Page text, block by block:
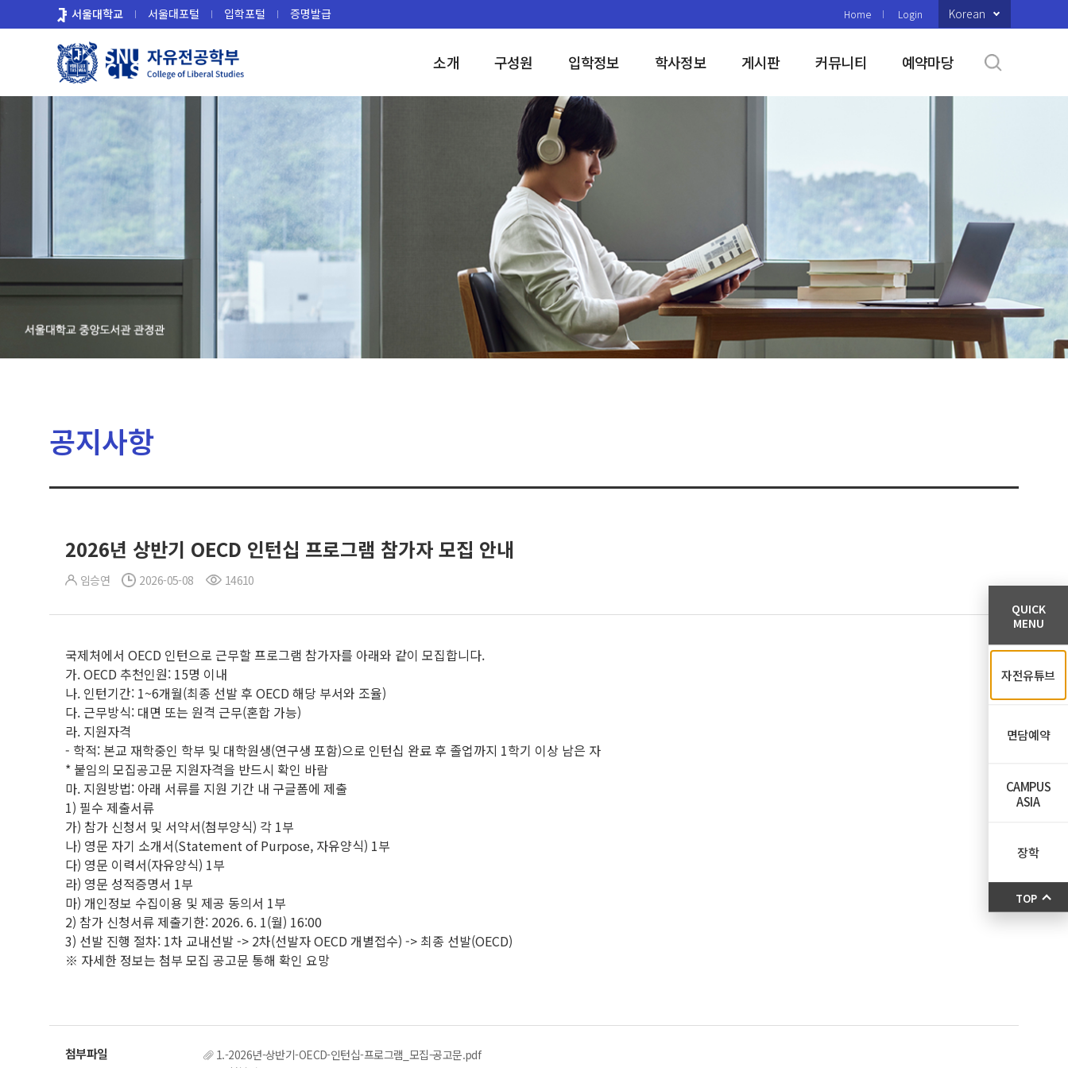
로
서울대학교 서울대포털 입학포털 증명발급 Home Login Korean
소개 구성원 입학정보 학사정보 게시판 커뮤니티 예약마당
공지사항
2026년 상반기 OECD 인턴십 프로그램 참가자 모집 안내
임승연 2026-05-08 14610
국제처에서 OECD 인턴으로 근무할 프로그램 참가자를 아래와 같이 모집합니다.
가. OECD 추천인원: 15명 이내
나. 인턴기간: 1~6개월(최종 선발 후 OECD 해당 부서와 조율)
다. 근무방식: 대면 또는 원격 근무(혼합 가능)
라. 지원자격
- 학적: 본교 재학중인 학부 및 대학원생(연구생 포함)으로 인턴십 완료 후 졸업까지 1학기 이상 남은 자
* 붙임의 모집공고문 지원자격을 반드시 확인 바람
마. 지원방법: 아래 서류를 지원 기간 내 구글폼에 제출
1) 필수 제출서류
가) 참가 신청서 및 서약서(첨부양식) 각 1부
나) 영문 자기 소개서(Statement of Purpose, 자유양식) 1부
다) 영문 이력서(자유양식) 1부
라) 영문 성적증명서 1부
마) 개인정보 수집이용 및 제공 동의서 1부
2) 참가 신청서류 제출기한: 2026. 6. 1(월) 16:00
3) 선발 진행 절차: 1차 교내선발 -> 2차(선발자 OECD 개별접수) -> 최종 선발(OECD)
※ 자세한 정보는 첨부 모집 공고문 통해 확인 요망
1.-2026년-상반기-OECD-인턴십-프로그램_모집-공고문.pdf
QUICK
MENU
자전유튜브
면담예약
CAMPUS
ASIA
장학
TOP